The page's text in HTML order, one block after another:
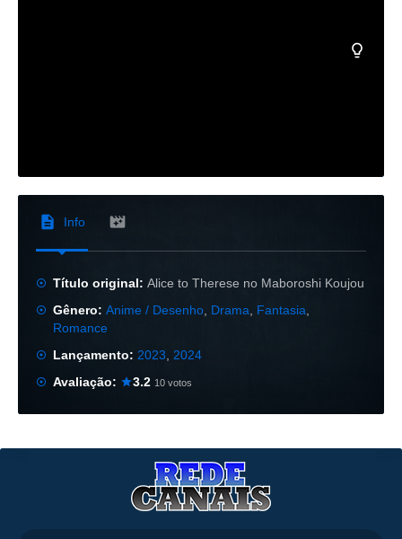
Info
Título original:Alice to Therese no Maboroshi Koujou
Gênero:Anime / Desenho Drama Fantasia
Romance
Lançamento: 2023
2024
Avaliação:
3.2 10 votos